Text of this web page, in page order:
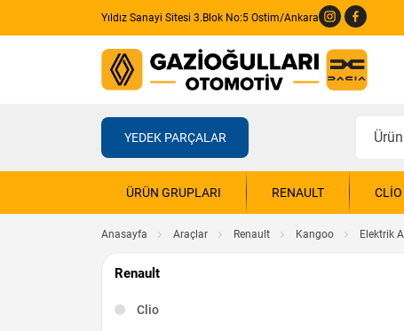
Yıldız Sanayi Sitesi 3.Blok No:5 Ostim/Ankara
YEDEK PARÇALAR
ÜRÜN GRUPLARI RENAULT CLIO
Anasayfa Araçlar Renault Kangoo Elektrik
Renault
Clio